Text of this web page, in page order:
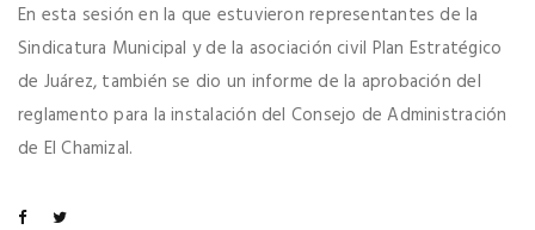
En esta sesión en la que estuvieron representantes de la
Sindicatura Municipal y de la asociación civil Plan Estratégico
de Juárez, también se dio un informe de la aprobación del
reglamento para la instalación del Consejo de Administración
de El Chamizal.